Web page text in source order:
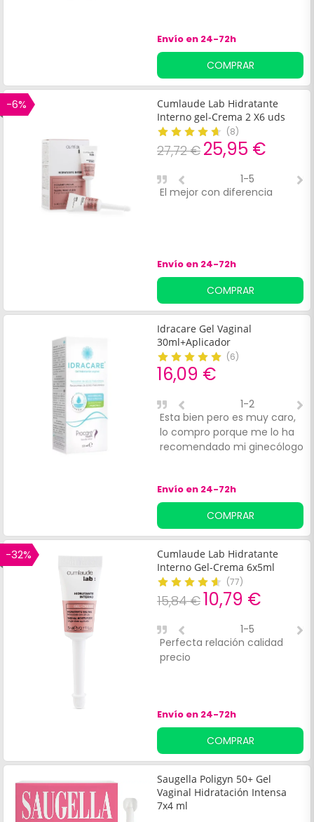
Envío en 24-72h
COMPRAR
-6%
Cumlaude Lab Hidratante
Interno gel-Crema 2 X6 uds
(8)
27,72 € 25,95 €
El mejor con diferencia
1-5
Envío en 24-72h
COMPRAR
Idracare Gel Vaginal
30ml+Aplicador
(6)
16,09 €
Esta bien pero es muy caro,
lo compro porque me lo ha
recomendado mi ginecólogo
1-2
Envío en 24-72h
COMPRAR
-32%
Cumlaude Lab Hidratante
Interno Gel-Crema 6x5ml
(77)
15,84 €10,79 €
Perfecta relación calidad
precio
1-5
Envío en 24-72h
COMPRAR
Saugella Poligyn 50+ Gel
Vaginal Hidratación Intensa
7x4 ml